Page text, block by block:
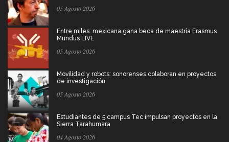
05 Agosto 2026
Entre miles: mexicana gana beca de maestría Erasmus
Mundus LIVE
05 Agosto 2026
Movilidad y robots: sonorenses colaboran en proyectos
de investigación
05 Agosto 2026
Estudiantes de 5 campus Tec impulsan proyectos en la
Sierra Tarahumara
04 Agosto 2026